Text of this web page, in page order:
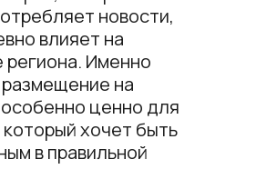
новости,
влияет на
Именно
на
ценно для
который хочет быть
в правильной